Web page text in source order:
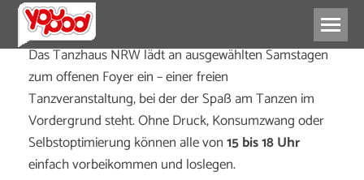
Das Tanzhaus NRW lädt an ausgewählten Samstagen
zum offenen Foyer ein – einer freien
Tanzveranstaltung, bei der der Spaß am Tanzen im
Vordergrund steht. Ohne Druck, Konsumzwang oder
Selbstoptimierung können alle von15 bis 18 Uhr
einfach vorbeikommen und loslegen.